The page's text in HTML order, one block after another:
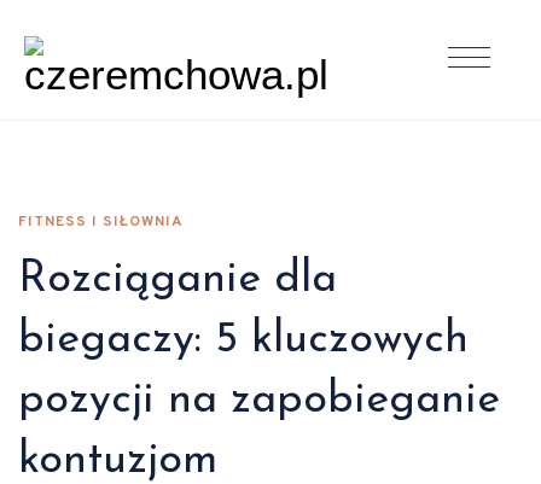
FITNESS I SIŁOWNIA
Rozciąganie dla
biegaczy: 5 kluczowych
pozycji na zapobieganie
kontuzjom